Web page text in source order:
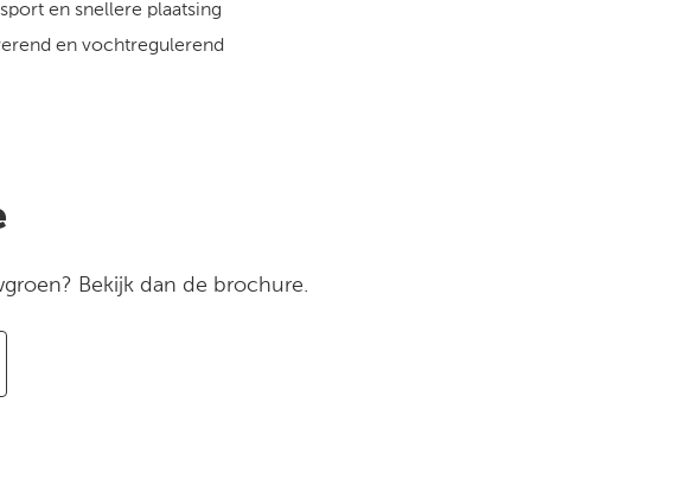
en snellere plaatsing
en vochtregulerend
Bekijk dan de brochure.